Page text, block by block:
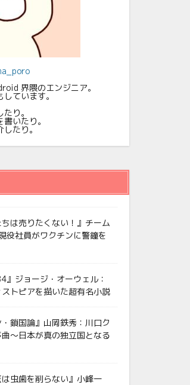
界隈のエンジニア。
ています。
り。
いたり。
たり。
ちは売りたくない！』チーム
役社員がワクチンに警鐘を
』ジョージ・オーウェル：
トピアを描いた超有名小説
・鎖国論』山岡鉄秀：川口ク
〜日本が真の独立国となる
は虫歯を削らない』小峰一